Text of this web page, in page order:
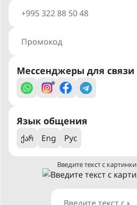
Мессенджеры для связи
*
Язык общения
ქარ Eng Рус
Введите текст с картинки